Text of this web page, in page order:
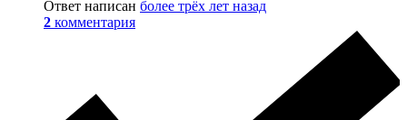
Ответ написан более трёх лет назад
2 комментария